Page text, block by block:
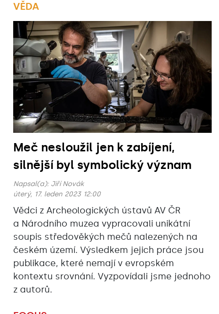
VĚDA
Meč nesloužil jen k zabíjení,
silnější byl symbolický význam
Napsal(a): Jiří Novák
úterý, 17. leden 2023 12:00
Vědci z Archeologických ústavů AV ČR
a Národního muzea vypracovali unikátní
soupis středověkých mečů nalezených na
českém území. Výsledkem jejich práce jsou
publikace, které nemají v evropském
kontextu srovnání. Vyzpovídali jsme jednoho
z autorů.